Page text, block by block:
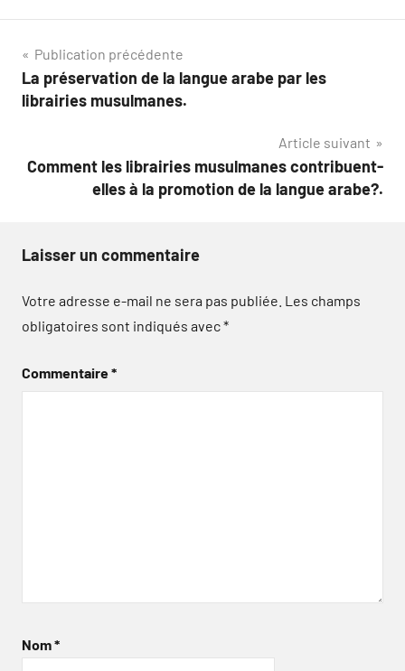
Navigation
de
Publication précédente
La préservation de la langue arabe par les
librairies musulmanes.
Article suivant
Comment les librairies musulmanes contribuent-
elles à la promotion de la langue arabe?.
Laisser un commentaire
Votre adresse e-mail ne sera pas publiée. Les champs
obligatoires sont indiqués avec*
Commentaire*
Nom*